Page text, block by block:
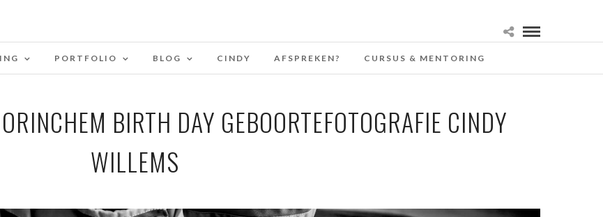
PORTFOLIO BLOG CINDY AFSPREKEN? CURSUS & MENTORING
BIRTH DAY GEBOORTEFOTOGRAFIE CINDY
WILLEMS